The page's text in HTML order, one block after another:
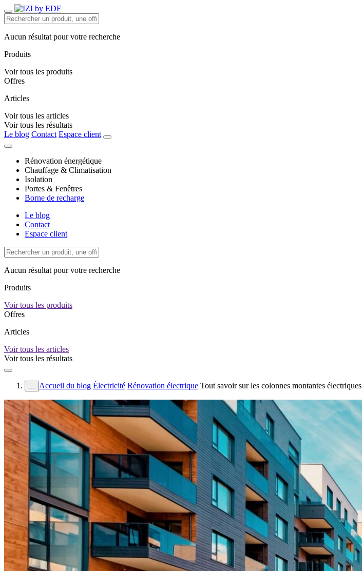
Aucun résultat pour votre recherche
Produits
Voir tous les produits
Offres
Articles
Voir tous les articles
Voir tous les résultats
Le blog Contact Espace client
Rénovation énergétique
Chauffage & Climatisation
Isolation
Portes & Fenêtres
Borne de recharge
Le blog
Contact
Espace client
Aucun résultat pour votre recherche
Produits
Voir tous les produits
Offres
Articles
Voir tous les articles
Voir tous les résultats
... Accueil du blog Électricité Rénovation électrique Tout savoir sur les colonnes montantes électriques